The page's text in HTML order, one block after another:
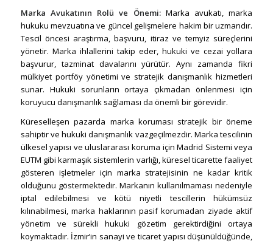
Marka Avukatının Rolü ve Önemi:Marka avukatı, marka
hukuku mevzuatına ve güncel gelişmelere hakim bir uzmandır.
Tescil öncesi araştırma, başvuru, itiraz ve temyiz süreçlerini
yönetir. Marka ihlallerini takip eder, hukuki ve cezai yollara
başvurur, tazminat davalarını yürütür. Aynı zamanda fikri
mülkiyet portföy yönetimi ve stratejik danışmanlık hizmetleri
sunar. Hukuki sorunların ortaya çıkmadan önlenmesi için
koruyucu danışmanlık sağlaması da önemli bir görevidir.
Küreselleşen pazarda marka koruması stratejik bir öneme
sahiptir ve hukuki danışmanlık vazgeçilmezdir. Marka tescilinin
ülkesel yapısı ve uluslararası koruma için Madrid Sistemi veya
EUTM gibi karmaşık sistemlerin varlığı, küresel ticarette faaliyet
gösteren işletmeler için marka stratejisinin ne kadar kritik
olduğunu göstermektedir. Markanın kullanılmaması nedeniyle
iptal edilebilmesi ve kötü niyetli tescillerin hükümsüz
kılınabilmesi, marka haklarının pasif korumadan ziyade aktif
yönetim ve sürekli hukuki gözetim gerektirdiğini ortaya
koymaktadır. İzmir’in sanayi ve ticaret yapısı düşünüldüğünde,